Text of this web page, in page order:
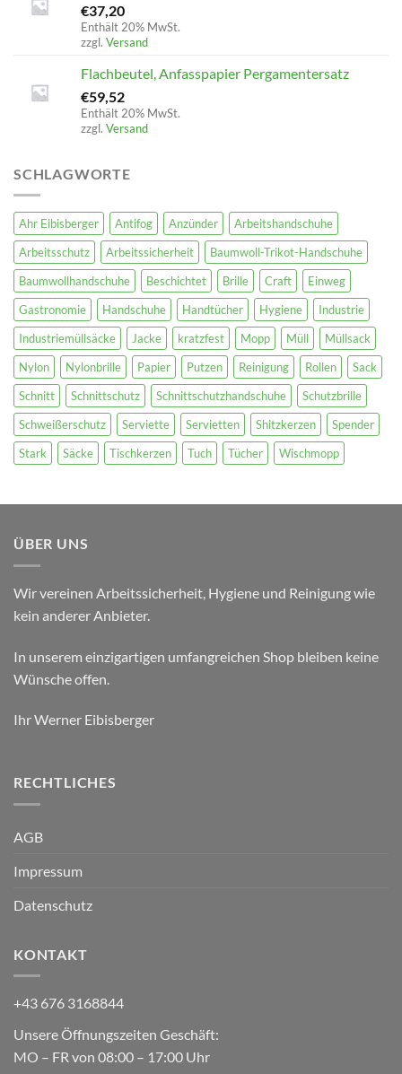
€37,20
Enthält 20% MwSt.
zzgl. Versand
Flachbeutel, Anfasspapier Pergamentersatz
€59,52
Enthält 20% MwSt.
zzgl. Versand
SCHLAGWORTE
Ahr Eibisberger Antifog Anzünder
Arbeitshandschuhe
Arbeitsschutz
Arbeitssicherheit
Baumwoll-Trikot-Handschuhe
Baumwollhandschuhe
Beschichtet Brille Craft
Einweg
Gastronomie
Handschuhe Handtücher Hygiene
Industrie
Industriemüllsäcke
Jacke kratzfest Mopp Müll
Müllsack
Nylon
Nylonbrille Papier Putzen Reinigung Rollen
Sack
Schnitt
Schnittschutz Schnittschutzhandschuhe
Schutzbrille
Schweißerschutz
Serviette Servietten Shitzkerzen
Spender
Stark
Säcke Tischkerzen Tuch Tücher Wischmopp
ÜBER UNS
Wir vereinen Arbeitssicherheit, Hygiene und Reinigung wie
kein anderer Anbieter.
In unserem einzigartigen umfangreichen Shop bleiben keine
Wünsche offen.
Ihr Werner Eibisberger
RECHTLICHES
AGB
Impressum
Datenschutz
KONTAKT
+43 676 3168844
Unsere Öffnungszeiten Geschäft:
MO – FR von 08:00 – 17:00 Uhr